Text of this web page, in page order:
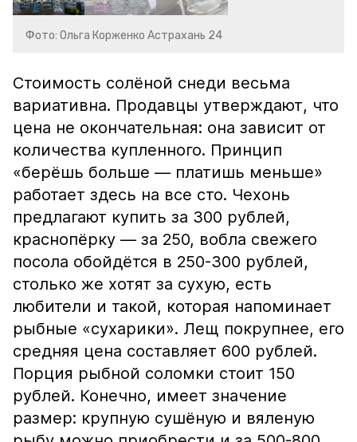
Фото: Ольга Корженко Астрахань 24
Стоимость солёной снеди весьма
вариативна. Продавцы утверждают, что
цена не окончательная: она зависит от
количества купленного. Принцип
«берёшь больше — платишь меньше»
работает здесь на все сто. Чехонь
предлагают купить за 300 рублей,
краснопёрку — за 250, вобла свежего
посола обойдётся в 250-300 рублей,
столько же хотят за сухую, есть
любители и такой, которая напоминает
рыбные «сухарики». Лещ покрупнее, его
средняя цена составляет 600 рублей.
Порция рыбной соломки стоит 150
рублей. Конечно, имеет значение
размер: крупную сушёную и вяленую